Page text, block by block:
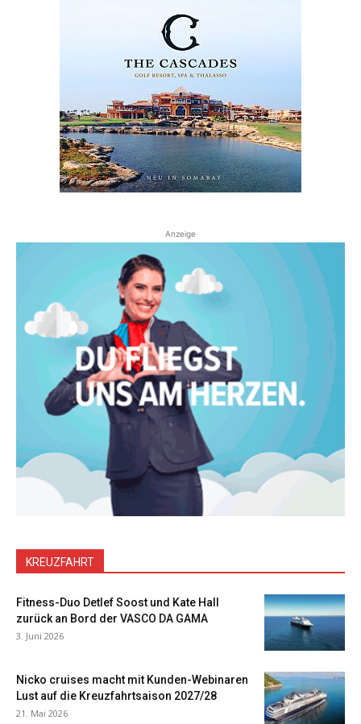
Anzeige
KREUZFAHRT
Fitness-Duo Detlef Soost und Kate Hall
zurück an Bord der VASCO DA GAMA
3. Juni 2026
Nicko cruises macht mit Kunden-Webinaren
Lust auf die Kreuzfahrtsaison 2027/28
21. Mai 2026